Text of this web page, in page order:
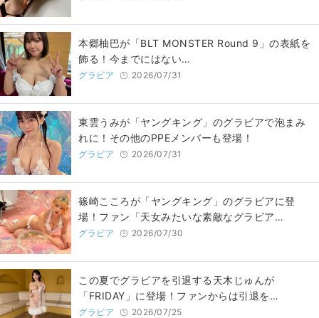
本郷柚巴が「BLT MONSTER Round 9」の表紙を
飾る！今までにはない…
グラビア 2026/07/31
東雲うみが「ヤングキング」のグラビアで泡まみ
れに！その他のPPEメンバーも登場！
グラビア 2026/07/31
篠崎こころが「ヤングキング」のグラビアに登
場！ファン「天女みたいな素敵なグラビア…
グラビア 2026/07/30
この夏でグラビアを引退する天木じゅんが
「FRIDAY」に登場！ファンからは引退を…
グラビア 2026/07/25